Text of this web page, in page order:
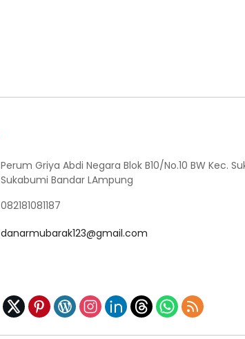
Perum Griya Abdi Negara Blok B10/No.10 BW Kec.
Sukabumi Bandar LAmpung
082181081187
danarmubarak123@gmail.com